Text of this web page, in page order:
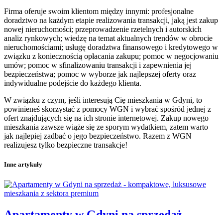
Firma oferuje swoim klientom między innymi: profesjonalne
doradztwo na każdym etapie realizowania transakcji, jaką jest zakup
nowej nieruchomości; przeprowadzenie rzetelnych i autorskich
analiz rynkowych; wiedzę na temat aktualnych trendów w obrocie
nieruchomościami; usługę doradztwa finansowego i kredytowego w
związku z koniecznością opłacania zakupu; pomoc w negocjowaniu
umów; pomoc w sfinalizowaniu transakcji i zapewnienia jej
bezpieczeństwa; pomoc w wyborze jak najlepszej oferty oraz
indywidualne podejście do każdego klienta.
W związku z czym, jeśli interesują Cię mieszkania w Gdyni, to
powinieneś skorzystać z pomocy WGN i wybrać spośród jednej z
ofert znajdujących się na ich stronie internetowej. Zakup nowego
mieszkania zawsze wiąże się ze sporym wydatkiem, zatem warto
jak najlepiej zadbać o jego bezpieczeństwo. Razem z WGN
realizujesz tylko bezpieczne transakcje!
Inne artykuły